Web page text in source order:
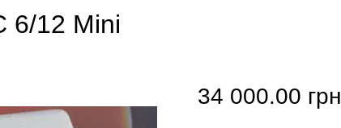
6/12 Mini
34 000.00 грн